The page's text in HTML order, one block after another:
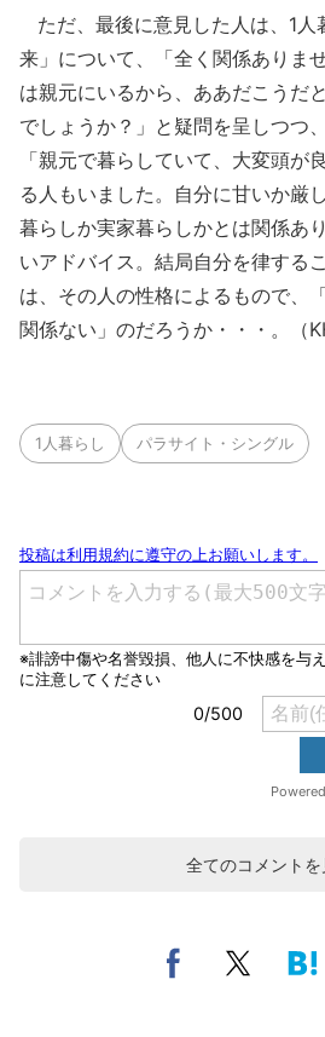
ただ、最後に意見した人は、1人
来」について、「全く関係ありま
は親元にいるから、ああだこうだ
でしょうか？」と疑問を呈しつつ
「親元で暮らしていて、大変頭が
る人もいました。自分に甘いか厳
暮らしか実家暮らしかとは関係あ
いアドバイス。結局自分を律する
は、その人の性格によるもので、
関係ない」のだろうか・・・。（
1人暮らし パラサイト・シングル
全てのコメントを